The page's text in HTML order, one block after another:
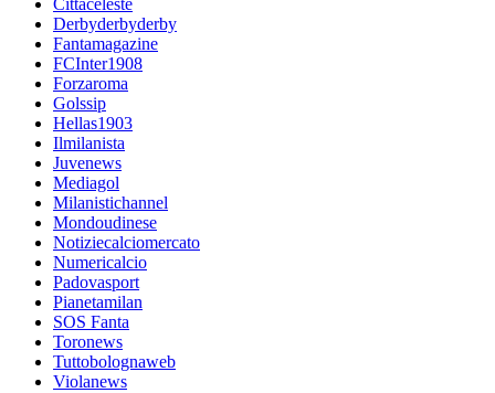
Cittaceleste
Derbyderbyderby
Fantamagazine
FCInter1908
Forzaroma
Golssip
Hellas1903
Ilmilanista
Juvenews
Mediagol
Milanistichannel
Mondoudinese
Notiziecalciomercato
Numericalcio
Padovasport
Pianetamilan
SOS Fanta
Toronews
Tuttobolognaweb
Violanews